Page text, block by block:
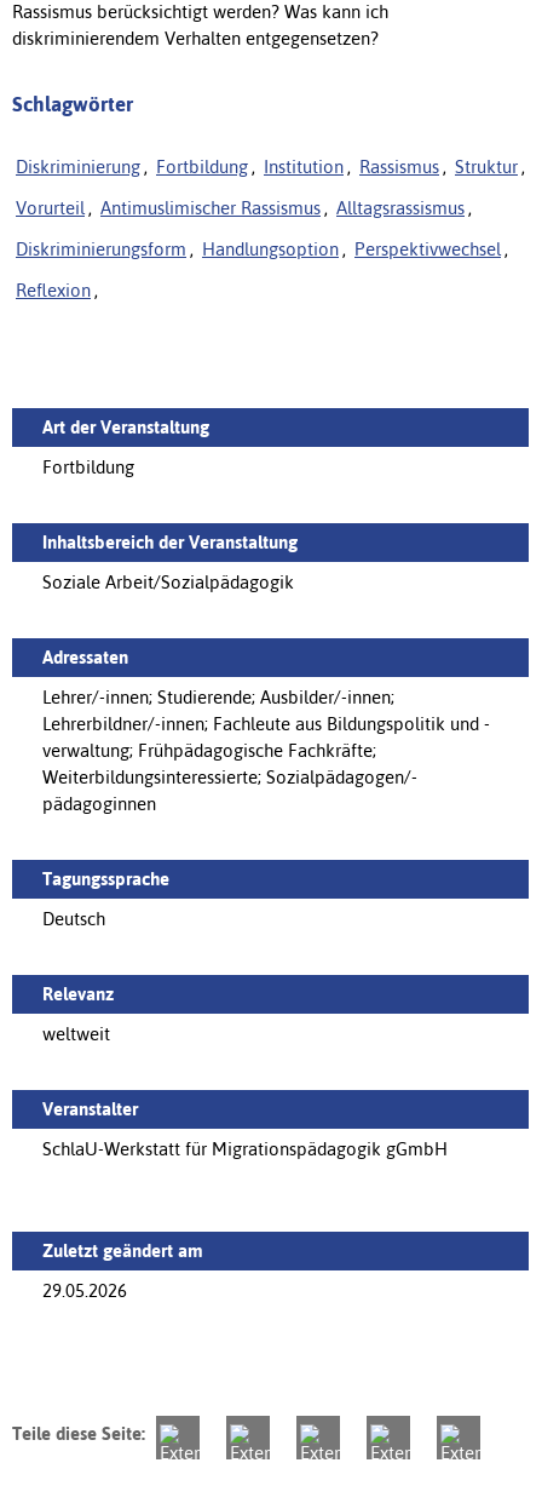
Rassismus berücksichtigt werden? Was kann ich
diskriminierendem Verhalten entgegensetzen?
Schlagwörter
Diskriminierung , Fortbildung , Institution , Rassismus , Struktur ,
Vorurteil , Antimuslimischer Rassismus , Alltagsrassismus ,
Diskriminierungsform , Handlungsoption , Perspektivwechsel ,
Reflexion ,
Art der Veranstaltung
Fortbildung
Inhaltsbereich der Veranstaltung
Soziale Arbeit/Sozialpädagogik
Adressaten
Lehrer/-innen; Studierende; Ausbilder/-innen;
Lehrerbildner/-innen; Fachleute aus Bildungspolitik und -
verwaltung; Frühpädagogische Fachkräfte;
Weiterbildungsinteressierte; Sozialpädagogen/-
pädagoginnen
Tagungssprache
Deutsch
Relevanz
weltweit
Veranstalter
SchlaU-Werkstatt für Migrationspädagogik gGmbH
Zuletzt geändert am
29.05.2026
Teile diese Seite: